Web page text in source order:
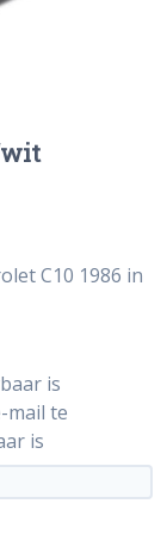
wit
C10 1986 in
is
mail te
is